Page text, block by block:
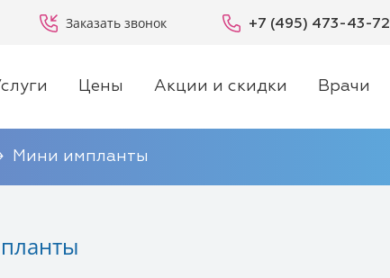
Заказать звонок +7 (495) 473-43-72
Цены Акции и скидки Врачи
Мини импланты